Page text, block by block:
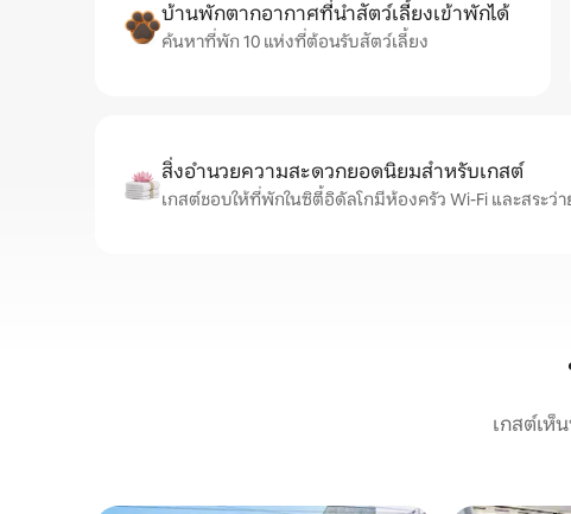
บ้านพักตากอากาศที่นำสัตว์เลี้ยงเข้าพักได้
ค้นหาที่พัก 10 แห่งที่ต้อนรับสัตว์เลี้ยง
สิ่งอำนวยความสะดวกยอดนิยมสำหรับเกสต์
เกสต์ชอบให้ที่พักในซิตี้อิดัลโกมีห้องครัว Wi-Fi และสระว่า
เกสต์เห็